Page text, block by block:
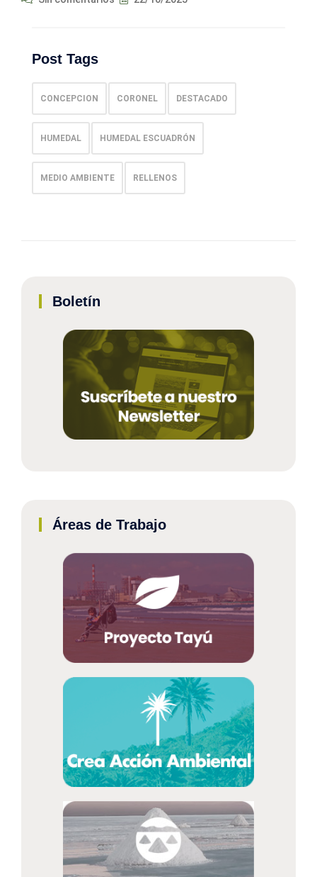
Post Tags
CONCEPCION CORONEL DESTACADO
HUMEDAL HUMEDAL ESCUADRÓN
MEDIO AMBIENTE RELLENOS
Boletín
Áreas de Trabajo